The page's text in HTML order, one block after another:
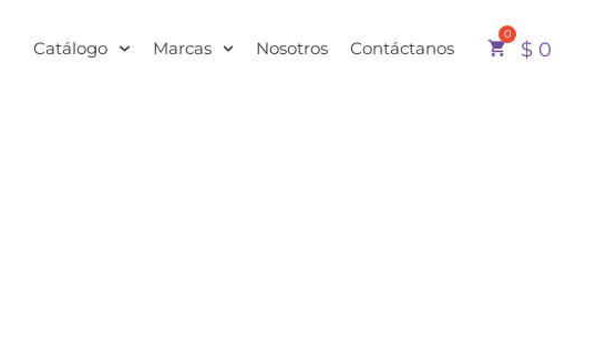
Catálogo Marcas Nosotros Contáctanos $ 0